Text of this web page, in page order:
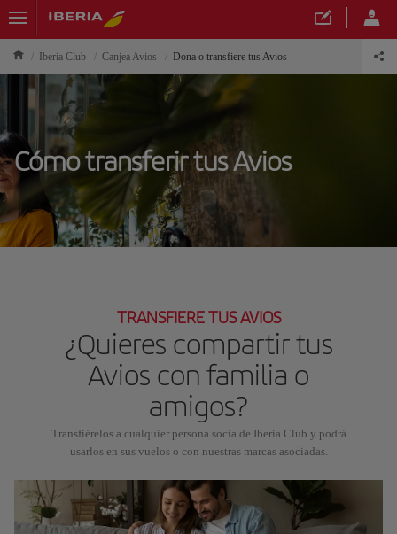
Iberia Club Canjea Avios Dona o transfiere tus Avios
Cómo transferir tus Avios
TRANSFIERE TUS AVIOS
¿Quieres compartir tus
Avios con familia o
amigos?
Transfiérelos a cualquier persona socia de Iberia Club y podrá
usarlos en sus vuelos o con nuestras marcas asociadas.